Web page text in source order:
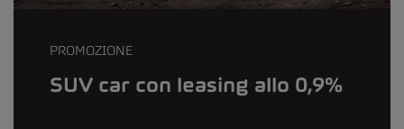
PROMOZIONE
SUV car con leasing allo 0,9%